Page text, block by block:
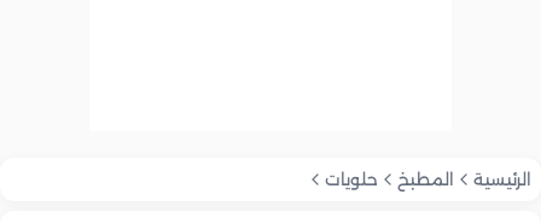
الرئيسية المطبخ حلويات